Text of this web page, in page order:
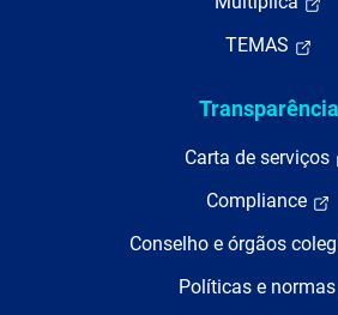
TEMAS
Transparência
Carta de serviços
Compliance
Conselho e órgãos
Políticas e normas